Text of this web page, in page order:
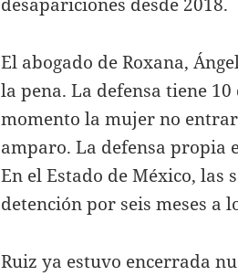
El abogado de Roxana,
la pena. La defensa tiene
momento la mujer no
amparo. La defensa propia
En el Estado de México, las
detención por seis meses a
Ruiz ya estuvo encerrada